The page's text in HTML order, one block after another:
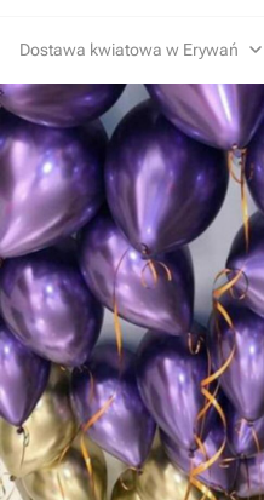
Dostawa kwiatowa w Erywań